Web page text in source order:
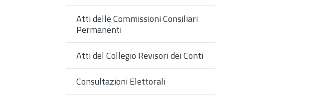
Atti delle Commissioni Consiliari
Permanenti
Atti del Collegio Revisori dei Conti
Consultazioni Elettorali